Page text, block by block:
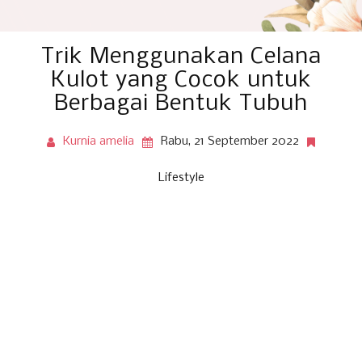
Trik Menggunakan Celana
Kulot yang Cocok untuk
Berbagai Bentuk Tubuh
Kurnia amelia Rabu, 21 September 2022
Lifestyle